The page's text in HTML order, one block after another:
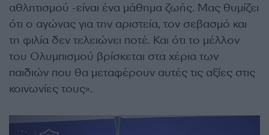
αθλητισμού -είναι ένα μάθημα ζωής. Μας θυμίζει
ότι ο αγώνας για την αριστεία, τον σεβασμό και
τη φιλία δεν τελειώνει ποτέ. Και ότι το μέλλον
του Ολυμπισμού βρίσκεται στα χέρια των
παιδιών που θα μεταφέρουν αυτές τις αξίες στις
κοινωνίες τους».